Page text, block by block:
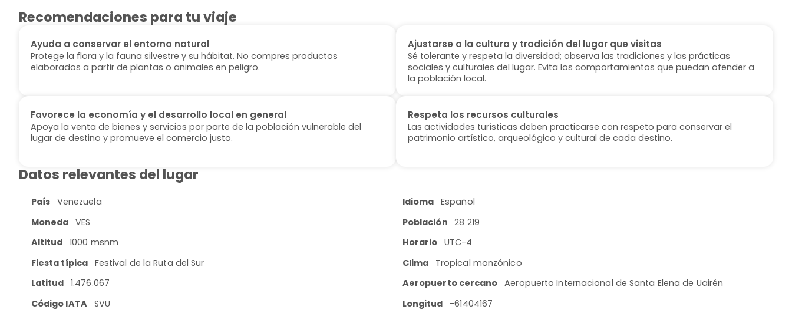
Recomendaciones para tu viaje
Ayuda a conservar el entorno natural
Protege la flora y la fauna silvestre y su hábitat. No compres productos
elaborados a partir de plantas o animales en peligro.
Ajustarse a la cultura y tradición del lugar que visitas
Sé tolerante y respeta la diversidad; observa las tradiciones y las prácticas
sociales y culturales del lugar. Evita los comportamientos que puedan ofender a
la población local.
Favorece la economía y el desarrollo local en general
Apoya la venta de bienes y servicios por parte de la población vulnerable del
lugar de destino y promueve el comercio justo.
Respeta los recursos culturales
Las actividades turísticas deben practicarse con respeto para conservar el
patrimonio artístico, arqueológico y cultural de cada destino.
Datos relevantes del lugar
País Venezuela Idioma Español
Moneda VES Población
28 219
Altitud
1000 msnm Horario
UTC-4
Fiesta típica Festival de la Ruta del Sur Clima
Tropical monzónico
Latitud
1.476.067 Aeropuerto cercano
Aeropuerto Internacional de Santa Elena de Uairén
Código IATA
SVU Longitud -61404167